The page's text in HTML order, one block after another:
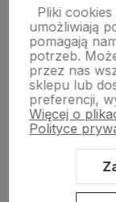
STRONY
POMOC DLA
Pliki
umożliwiają
pomagają
potrzeb.
przez nas
sklepu lub
preferencji,
Więcej o
Polityce